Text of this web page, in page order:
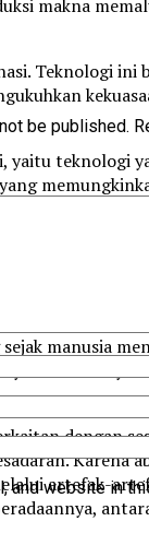
makna
Teknologi ini
yaitu teknologi
diri
Pertama,
manusia
Tidak
dengan
Karena
artefak-
be published.
and website in